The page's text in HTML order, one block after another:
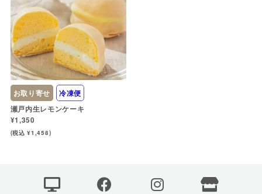
お取り寄せ
冷凍便
瀬戸内生レモンケーキ
¥1,350
(税込 ¥1,458)